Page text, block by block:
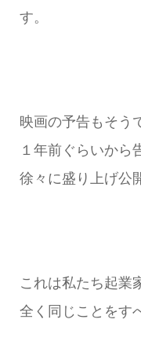
す。
映画の予告もそう
１年前ぐらいから
徐々に盛り上げ公
これは私たち起業
全く同じことをす